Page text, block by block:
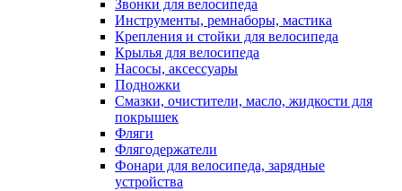
Звонки для велосипеда
Инструменты, ремнаборы, мастика
Крепления и стойки для велосипеда
Крылья для велосипеда
Насосы, аксессуары
Подножки
Смазки, очистители, масло, жидкости для
покрышек
Фляги
Флягодержатели
Фонари для велосипеда, зарядные
устройства